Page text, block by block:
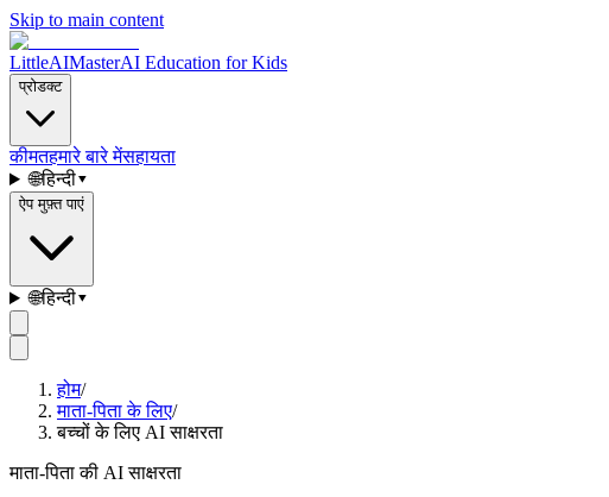
Skip to main content
LittleAIMasterAI Education for Kids
प्रोडक्ट
कीमतहमारे बारे मेंसहायता
🌐हिन्दी▾
ऐप मुफ़्त पाएं
🌐हिन्दी▾
होम/
माता-पिता के लिए/
बच्चों के लिए AI साक्षरता
माता-पिता की AI साक्षरता